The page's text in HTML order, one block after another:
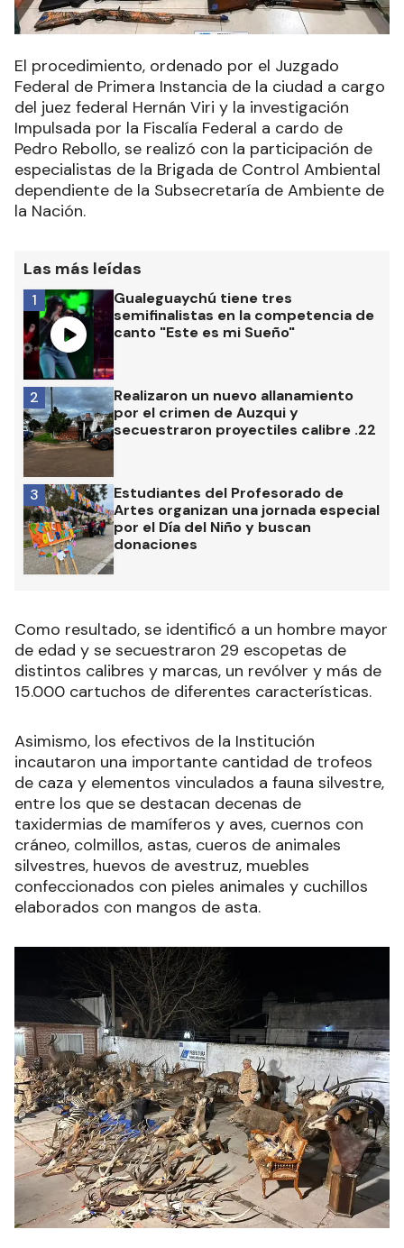
El procedimiento, ordenado por el Juzgado
Federal de Primera Instancia de la ciudad a cargo
del juez federal Hernán Viri y la investigación
Impulsada por la Fiscalía Federal a cardo de
Pedro Rebollo, se realizó con la participación de
especialistas de la Brigada de Control Ambiental
dependiente de la Subsecretaría de Ambiente de
la Nación.
Las más leídas
Gualeguaychú tiene tres
semifinalistas en la competencia de
canto "Este es mi Sueño"
1
Realizaron un nuevo allanamiento
por el crimen de Auzqui y
secuestraron proyectiles calibre .22
2
Estudiantes del Profesorado de
Artes organizan una jornada especial
por el Día del Niño y buscan
donaciones
3
Como resultado, se identificó a un hombre mayor
de edad y se secuestraron 29 escopetas de
distintos calibres y marcas, un revólver y más de
15.000 cartuchos de diferentes características.
Asimismo, los efectivos de la Institución
incautaron una importante cantidad de trofeos
de caza y elementos vinculados a fauna silvestre,
entre los que se destacan decenas de
taxidermias de mamíferos y aves, cuernos con
cráneo, colmillos, astas, cueros de animales
silvestres, huevos de avestruz, muebles
confeccionados con pieles animales y cuchillos
elaborados con mangos de asta.